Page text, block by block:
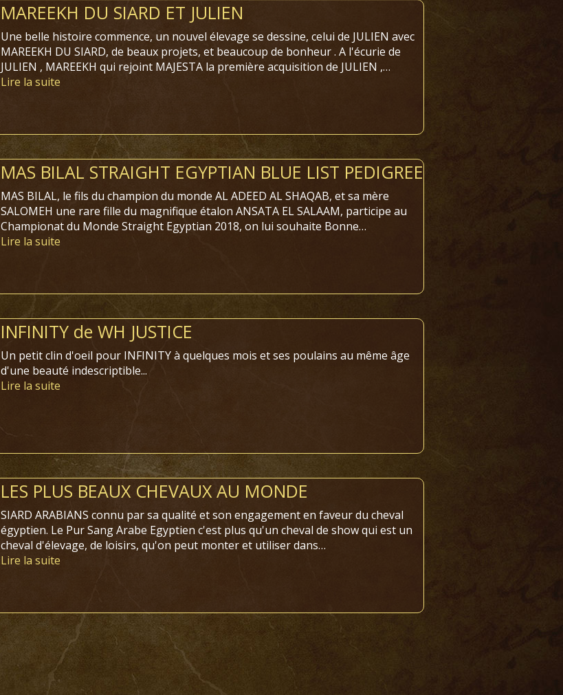
MAREEKH DU SIARD ET JULIEN
Une belle histoire commence, un nouvel élevage se dessine, celui de JULIEN avec
MAREEKH DU SIARD, de beaux projets, et beaucoup de bonheur . A l'écurie de
JULIEN , MAREEKH qui rejoint MAJESTA la première acquisition de JULIEN ,…
Lire la suite
MAS BILAL STRAIGHT EGYPTIAN BLUE LIST PEDIGREE
MAS BILAL, le fils du champion du monde AL ADEED AL SHAQAB, et sa mère
SALOMEH une rare fille du magnifique étalon ANSATA EL SALAAM, participe au
Championat du Monde Straight Egyptian 2018, on lui souhaite Bonne…
Lire la suite
INFINITY de WH JUSTICE
Un petit clin d'oeil pour INFINITY à quelques mois et ses poulains au même âge
d'une beauté indescriptible...
Lire la suite
LES PLUS BEAUX CHEVAUX AU MONDE
SIARD ARABIANS connu par sa qualité et son engagement en faveur du cheval
égyptien. Le Pur Sang Arabe Egyptien c'est plus qu'un cheval de show qui est un
cheval d'élevage, de loisirs, qu'on peut monter et utiliser dans…
Lire la suite